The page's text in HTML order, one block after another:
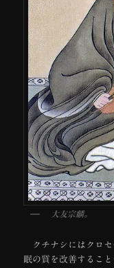
大友宗麟。
クチナシにはクロセ
眠の質を改善するこ